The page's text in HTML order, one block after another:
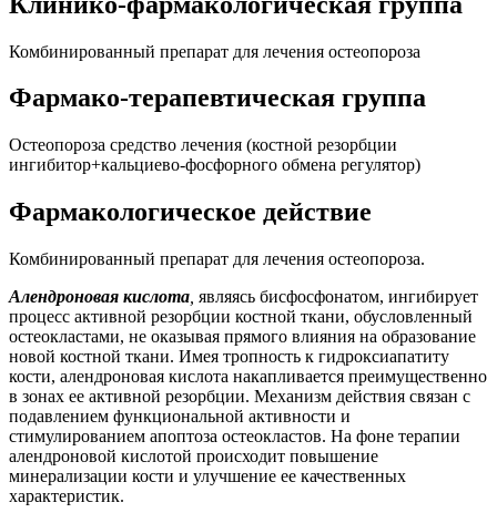
Комбинированный препарат для лечения остеопороза
Фармако-терапевтическая группа
Остеопороза средство лечения (костной резорбции
ингибитор+кальциево-фосфорного обмена регулятор)
Фармакологическое действие
Комбинированный препарат для лечения остеопороза.
Алендроновая кислота являясь бисфосфонатом, ингибирует
процесс активной резорбции костной ткани, обусловленный
остеокластами, не оказывая прямого влияния на образование
новой костной ткани. Имея тропность к гидроксиапатиту
кости, алендроновая кислота накапливается преимущественно
в зонах ее активной резорбции. Механизм действия связан с
подавлением функциональной активности и
стимулированием апоптоза остеокластов. На фоне терапии
алендроновой кислотой происходит повышение
минерализации кости и улучшение ее качественных
характеристик.